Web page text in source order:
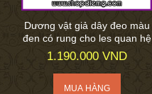
Dương vật giả dây đeo màu
đen có rung cho les quan hệ
1.190.000 VND